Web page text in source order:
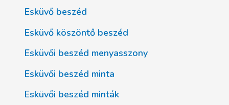
Esküvő beszéd
Esküvő köszöntő beszéd
Esküvői beszéd menyasszony
Esküvői beszéd minta
Esküvői beszéd minták